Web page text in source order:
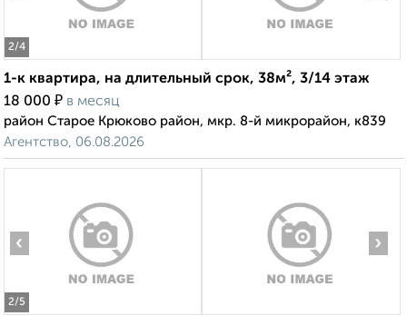
2/4
1-к квартира, на длительный срок, 38м², 3/14 этаж
18 000 ₽ в месяц
район Старое Крюково район, мкр. 8-й микрорайон, к839
Агентство, 06.08.2026
2/5
‹ ›